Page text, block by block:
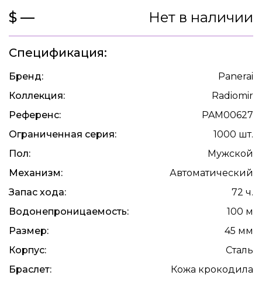
$ — Нет в наличии
Спецификация:
Бренд:
Panerai
Коллекция:
Radiomir
Референс:
PAM00627
Ограниченная серия:
1000 шт.
Пол:
Мужской
Механизм:
Автоматический
Запас хода:
72 ч.
Водонепроницаемость:
100 м
Размер:
45 мм
Корпус:
Сталь
Браслет:
Кожа крокодила